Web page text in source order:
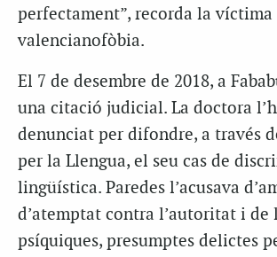
perfectament”, recorda la víctima
valencianofòbia.
El 7 de desembre de 2018, a
una citació judicial. La doctora
denunciat per difondre, a través
per la Llengua, el seu cas de
lingüística. Paredes l’acusava
d’atemptat contra l’autoritat i de
psíquiques, presumptes delictes